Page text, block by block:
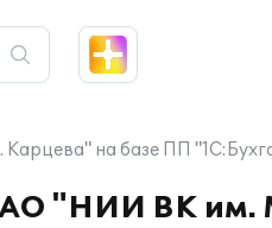
на базе ПП
"НИИ ВК